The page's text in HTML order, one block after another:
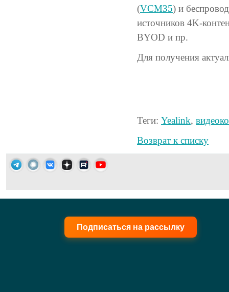
(VCM35) и
источников 4K-
BYOD и пр.
Для получения
Теги: Yealink,
Возврат к списку
Подписаться на рассылку